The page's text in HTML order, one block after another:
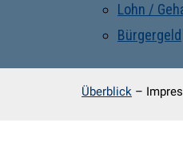
Lohn /
Bürgergeld
Überblick –